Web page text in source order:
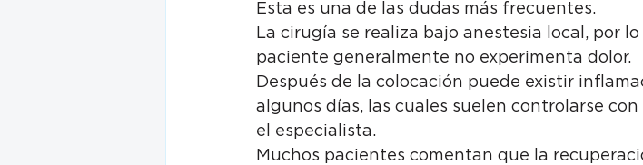
Esta es una de las dudas más frecuentes.
La cirugía se realiza bajo anestesia local, por
paciente generalmente no experimenta dolor.
Después de la colocación puede existir
algunos días, las cuales suelen controlarse
el especialista.
Muchos pacientes comentan que la